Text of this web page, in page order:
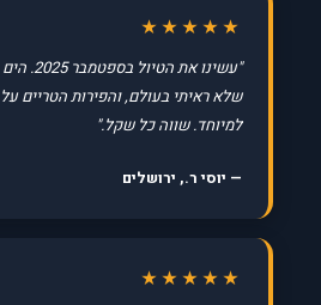
★★★★★
"עשינו את
שלא ראיתי בעולם, והפירות הטריים
למיוחד. שווה כל שקל."
— יוסי ר., ירושלים
★★★★★